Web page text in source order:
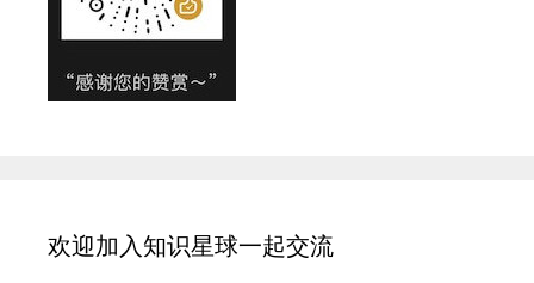
欢迎加入知识星球一起交流